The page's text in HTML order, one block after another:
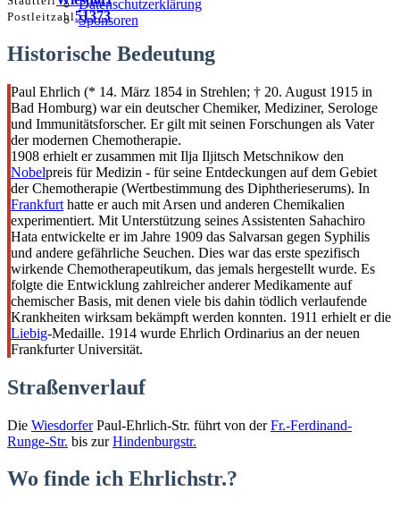
Datenschutzerklärung
Sponsoren
Postleitzahl51373
Historische Bedeutung
Paul Ehrlich (* 14. März 1854 in Strehlen; † 20. August 1915 in
Bad Homburg) war ein deutscher Chemiker, Mediziner, Serologe
und Immunitätsforscher. Er gilt mit seinen Forschungen als Vater
der modernen Chemotherapie.
1908 erhielt er zusammen mit Ilja Iljitsch Metschnikow den
Nobelpreis für Medizin - für seine Entdeckungen auf dem Gebiet
der Chemotherapie (Wertbestimmung des Diphtherieserums). In
Frankfurt hatte er auch mit Arsen und anderen Chemikalien
experimentiert. Mit Unterstützung seines Assistenten Sahachiro
Hata entwickelte er im Jahre 1909 das Salvarsan gegen Syphilis
und andere gefährliche Seuchen. Dies war das erste spezifisch
wirkende Chemotherapeutikum, das jemals hergestellt wurde. Es
folgte die Entwicklung zahlreicher anderer Medikamente auf
chemischer Basis, mit denen viele bis dahin tödlich verlaufende
Krankheiten wirksam bekämpft werden konnten. 1911 erhielt er die
Liebig-Medaille. 1914 wurde Ehrlich Ordinarius an der neuen
Frankfurter Universität.
Straßenverlauf
Die WiesdorferPaul-Ehrlich-Str. führt von derFr.-Ferdinand-
Runge-Str. bis zurHindenburgstr.
Wo finde ich Ehrlichstr.?